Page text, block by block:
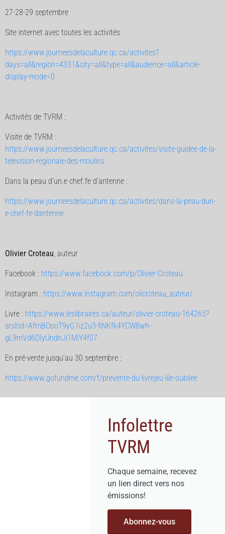
27-28-29 septembre
Site internet avec toutes les activités
https://www.journeesdelaculture.qc.ca/activites?
days=all&region=4331&city=all&type=all&audience=all&article-
display-mode=0
Activités de TVRM :
Visite de TVRM :
https://www.journeesdelaculture.qc.ca/activites/visite-guidee-de-la-
television-regionale-des-moulins
Dans la peau d’un.e chef.fe d’antenne :
https://www.journeesdelaculture.qc.ca/activites/dans-la-peau-dun-
e-chef-fe-dantenne
Olivier Croteau, auteur
Facebook : https://www.facebook.com/p/Olivier-Croteau
Instagram : https://www.instagram.com/olicroteau_auteur/
Livre : https://www.leslibraires.ca/auteur/olivier-croteau-164265?
srsltid=AfmBOooT9yG1iz2u3-fiNKfk4YCW8wh-
gL9mVd6DIyUndnJi1MiY4f07
En pré-vente jusqu’au 30 septembre :
https://www.gofundme.com/f/prevente-du-livrejeu-lile-oubliee
Infolettre
TVRM
Chaque semaine, recevez
un lien direct vers nos
émissions!
Abonnez-vous